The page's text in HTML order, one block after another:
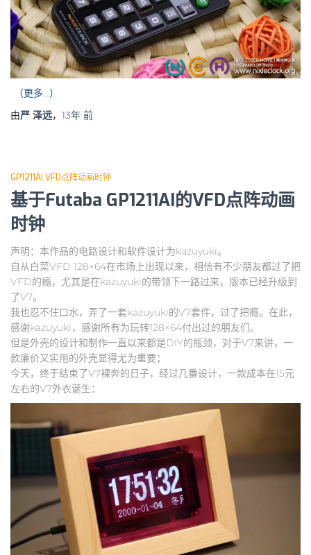
（更多…）
由严 泽远， 13年 前
GP1211AI VFD点阵动画时钟
基于Futaba GP1211AI的VFD点阵动画
时钟
声明：本作品的电路设计和软件设计为kazuyuki。
自从白菜VFD 128×64在市场上出现以来，相信有不少朋友都过了把
VFD的瘾，尤其是在kazuyuki的带领下一路过来，版本已经升级到
了V7。
我也忍不住口水，弄了一套kazuyuki的V7套件，过了把瘾。在此，
感谢kazuyuki，感谢所有为玩转128×64付出过的朋友们。
但是外壳的设计和制作一直以来都是DIY的瓶颈，对于V7来讲，一
款廉价又实用的外壳显得尤为重要；
今天，终于结束了V7裸奔的日子，经过几番设计，一款成本在15元
左右的V7外衣诞生：